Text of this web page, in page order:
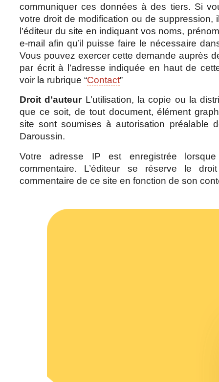
communiquer ces données à des tiers. Si
votre droit de modification ou de suppression,
l’éditeur du site en indiquant vos noms,
e-mail afin qu’il puisse faire le nécessaire
Vous pouvez exercer cette demande auprès
par écrit à l’adresse indiquée en haut de
voir la rubrique “Contact”
Droit d’auteurL’utilisation, la copie ou la
que ce soit, de tout document, élément
site sont soumises à autorisation préalable
Daroussin.
Votre adresse IP est enregistrée
commentaire. L’éditeur se réserve le
commentaire de ce site en fonction de son